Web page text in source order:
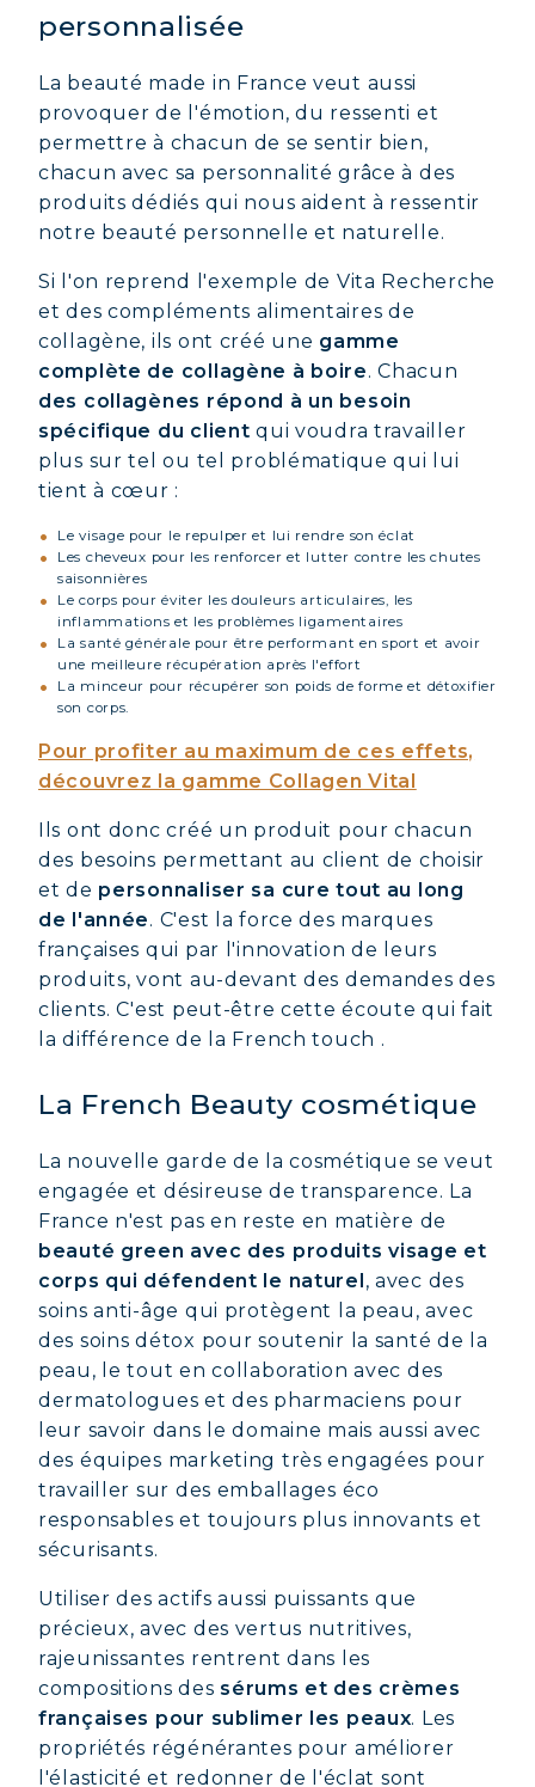
personnalisée
La beauté made in France veut aussi
provoquer de l'émotion, du ressenti et
permettre à chacun de se sentir bien,
chacun avec sa personnalité grâce à des
produits dédiés qui nous aident à ressentir
notre beauté personnelle et naturelle.
Si l'on reprend l'exemple de Vita Recherche
et des compléments alimentaires de
collagène, ils ont créé une gamme
complète de collagène à boire. Chacun
des collagènes répond à un besoin
spécifique du client qui voudra travailler
plus sur tel ou tel problématique qui lui
tient à cœur :
Le visage pour le repulper et lui rendre son éclat
Les cheveux pour les renforcer et lutter contre les chutes
saisonnières
Le corps pour éviter les douleurs articulaires, les
inflammations et les problèmes ligamentaires
La santé générale pour être performant en sport et avoir
une meilleure récupération après l'effort
La minceur pour récupérer son poids de forme et détoxifier
son corps.
Pour profiter au maximum de ces effets,
découvrez la gamme Collagen Vital
Ils ont donc créé un produit pour chacun
des besoins permettant au client de choisir
et de personnaliser sa cure tout au long
de l'année. C'est la force des marques
françaises qui par l'innovation de leurs
produits, vont au-devant des demandes des
clients. C'est peut-être cette écoute qui fait
la différence de la French touch .
La French Beauty cosmétique
La nouvelle garde de la cosmétique se veut
engagée et désireuse de transparence. La
France n'est pas en reste en matière de
beauté green avec des produits visage et
corps qui défendent le naturel, avec des
soins anti-âge qui protègent la peau, avec
des soins détox pour soutenir la santé de la
peau, le tout en collaboration avec des
dermatologues et des pharmaciens pour
leur savoir dans le domaine mais aussi avec
des équipes marketing très engagées pour
travailler sur des emballages éco
responsables et toujours plus innovants et
sécurisants.
Utiliser des actifs aussi puissants que
précieux, avec des vertus nutritives,
rajeunissantes rentrent dans les
compositions des sérums et des crèmes
françaises pour sublimer les peaux. Les
propriétés régénérantes pour améliorer
l'élasticité et redonner de l'éclat sont